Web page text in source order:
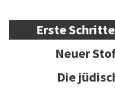
Erste
Neuer
Die